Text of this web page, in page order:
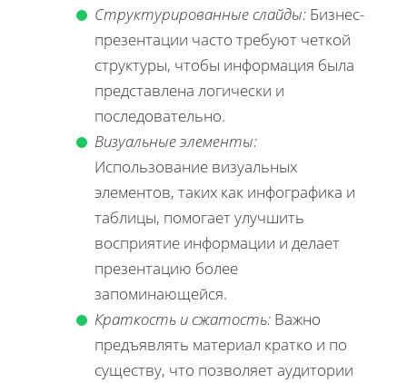
Структурированные слайды: Бизнес-
презентации часто требуют четкой
структуры, чтобы информация была
представлена логически и
последовательно.
Визуальные элементы:
Использование визуальных
элементов, таких как инфографика и
таблицы, помогает улучшить
восприятие информации и делает
презентацию более
запоминающейся.
Краткость и сжатость: Важно
предъявлять материал кратко и по
существу, что позволяет аудитории